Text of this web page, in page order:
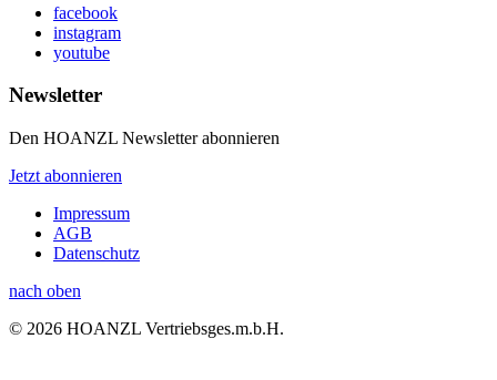
facebook
instagram
youtube
Newsletter
Den HOANZL Newsletter abonnieren
Jetzt abonnieren
Impressum
AGB
Datenschutz
nach oben
© 2026 HOANZL Vertriebsges.m.b.H.